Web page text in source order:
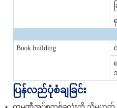
Book building
ပြန်လည်ပုံစံချခြင်း